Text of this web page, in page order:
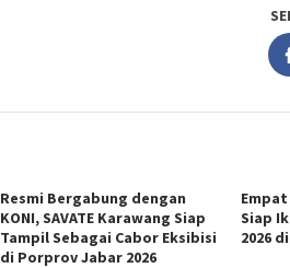
Resmi Bergabung dengan
KONI, SAVATE Karawang Siap
Tampil Sebagai Cabor Eksibisi
di Porprov Jabar 2026
Siap
2026